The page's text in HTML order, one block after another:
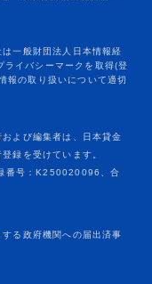
よび編集者は、日本貸金
録を受けています。
番号：K250020096、合
る政府機関への届出済事